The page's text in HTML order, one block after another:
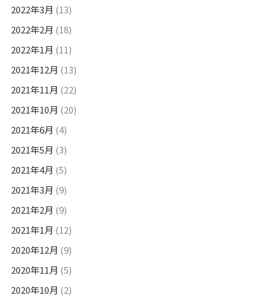
2022年3月 (13)
2022年2月 (18)
2022年1月 (11)
2021年12月 (13)
2021年11月 (22)
2021年10月 (20)
2021年6月 (4)
2021年5月 (3)
2021年4月 (5)
2021年3月 (9)
2021年2月 (9)
2021年1月 (12)
2020年12月 (9)
2020年11月 (5)
2020年10月 (2)